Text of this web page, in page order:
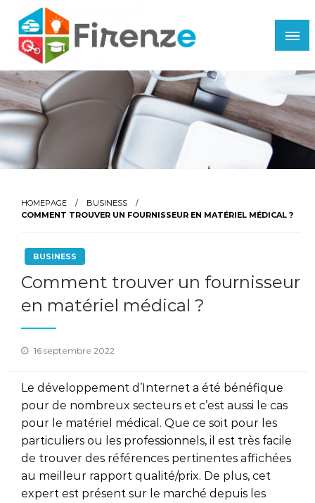
content
Firenze
HOMEPAGE
BUSINESS
COMMENT TROUVER UN FOURNISSEUR EN MATÉRIEL MÉDICAL ?
BUSINESS
Comment trouver un fournisseur
en matériel médical ?
Posted
16 septembre 2022
Le développement d’Internet a été bénéfique
pour de nombreux secteurs et c’est aussi le cas
pour le matériel médical. Que ce soit pour les
particuliers ou les professionnels, il est très facile
de trouver des références pertinentes affichées
au meilleur rapport qualité/prix. De plus, cet
expert est présent sur le marché depuis les